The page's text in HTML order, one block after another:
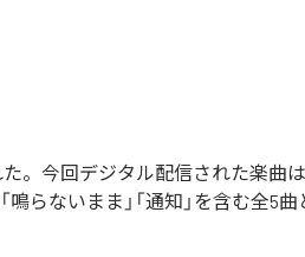
。今回デジタル配信された楽曲は
鳴らないまま」「通知」を含む全5